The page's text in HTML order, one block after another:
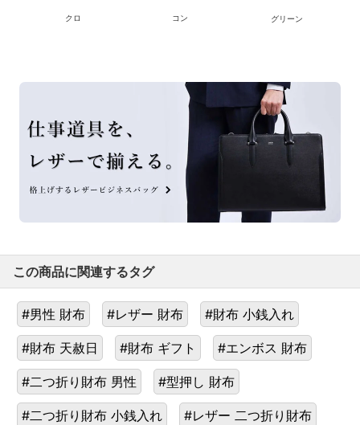
クロ コン グリーン
この商品に関連するタグ
#男性 財布 #レザー 財布 #財布 小銭入れ
#財布 天赦日 #財布 ギフト #エンボス 財布
#二つ折り財布 男性 #型押し 財布
#二つ折り財布 小銭入れ #レザー 二つ折り財布